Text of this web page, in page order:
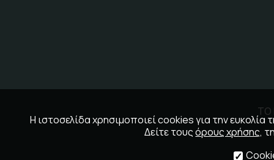
ΤΟ
Η ιστοσελίδα χρησιμοποιεί cookies για την
Δείτε τουςόρους χρήσης,